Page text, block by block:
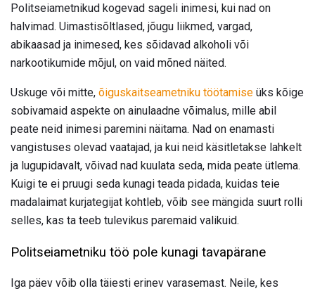
Politseiametnikud kogevad sageli inimesi, kui nad on
halvimad. Uimastisõltlased, jõugu liikmed, vargad,
abikaasad ja inimesed, kes sõidavad alkoholi või
narkootikumide mõjul, on vaid mõned näited.
Uskuge või mitte, õiguskaitseametniku töötamise üks kõige
sobivamaid aspekte on ainulaadne võimalus, mille abil
peate neid inimesi paremini näitama. Nad on enamasti
vangistuses olevad vaatajad, ja kui neid käsitletakse lahkelt
ja lugupidavalt, võivad nad kuulata seda, mida peate ütlema.
Kuigi te ei pruugi seda kunagi teada pidada, kuidas teie
madalaimat kurjategijat kohtleb, võib see mängida suurt rolli
selles, kas ta teeb tulevikus paremaid valikuid.
Politseiametniku töö pole kunagi tavapärane
Iga päev võib olla täiesti erinev varasemast. Neile, kes